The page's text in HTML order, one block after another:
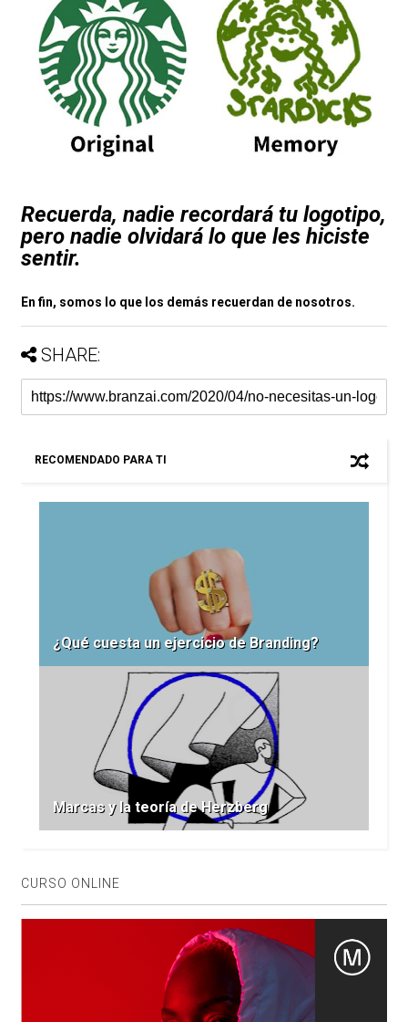
Recuerda, nadie recordará tu logotipo,
pero nadie olvidará lo que les hiciste
sentir.
En fin, somos lo que los demás recuerdan de nosotros.
SHARE:
RECOMENDADO PARA TI
¿Qué cuesta un ejercicio de Branding?
Marcas y la teoría de Herzberg
CURSO ONLINE